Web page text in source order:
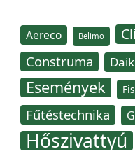
Aereco Belimo
Construma
Események
Fűtéstechnika
Hőszivattyú